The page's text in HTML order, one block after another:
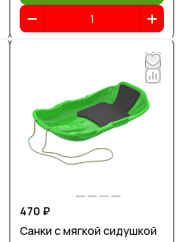
470 ₽
Санки с мягкой сидушкой